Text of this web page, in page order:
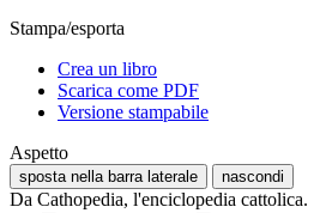
Stampa/esporta
Crea un libro
Scarica come PDF
Versione stampabile
Aspetto
sposta nella barra laterale nascondi
Da Cathopedia, l'enciclopedia cattolica.